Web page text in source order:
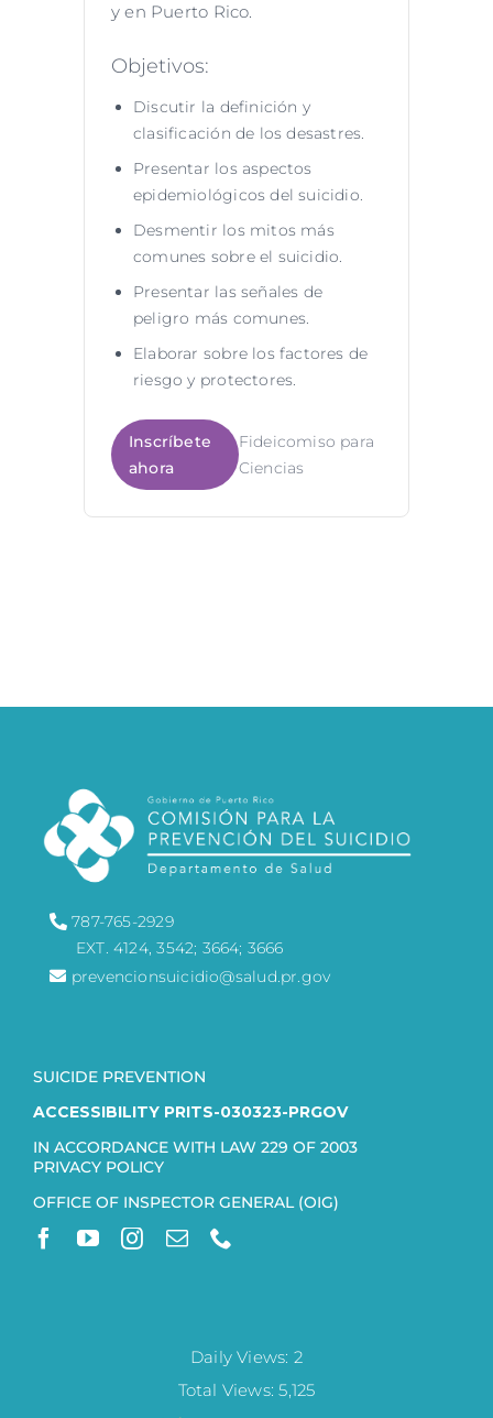
y en Puerto Rico.
Objetivos:
Discutir la definición y
clasificación de los desastres.
Presentar los aspectos
epidemiológicos del suicidio.
Desmentir los mitos más
comunes sobre el suicidio.
Presentar las señales de
peligro más comunes.
Elaborar sobre los factores de
riesgo y protectores.
Inscríbete
ahora
Fideicomiso para
Ciencias
787-765-2929
EXT. 4124, 3542; 3664; 3666
prevencionsuicidio@salud.pr.gov
SUICIDE PREVENTION
ACCESSIBILITY PRITS-030323-PRGOV
IN ACCORDANCE WITH LAW 229 OF 2003
PRIVACY POLICY
OFFICE OF INSPECTOR GENERAL (OIG)
Daily Views: 2
Total Views: 5,125